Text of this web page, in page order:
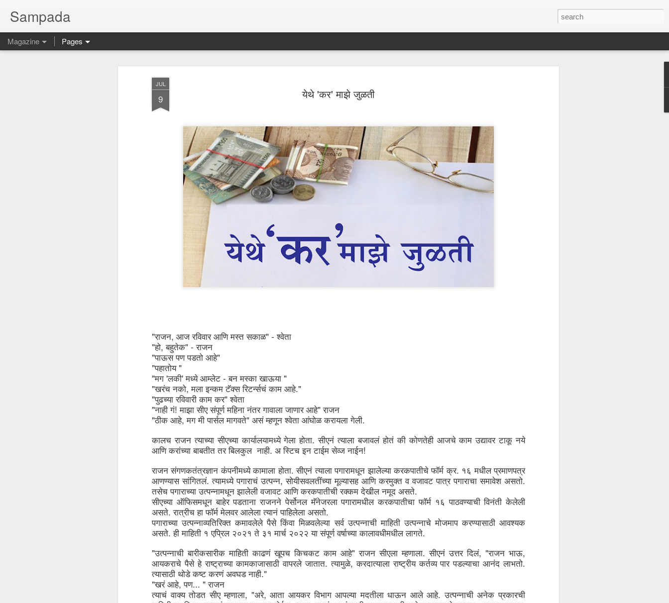
JUL
9 येथे 'कर' माझे जुळती
"राजन, आज रविवार आणि मस्त सकाळ" - श्वेता
"हो, बहुतेक" - राजन
"पाऊस पण पडतो आहे"
"पहातोय "
"मग 'लकी' मध्ये आम्लेट - बन मस्का खाऊया "
"खरंच नको, मला इन्कम टॅक्स रिटर्न्सचं काम आहे."
"पुढच्या रविवारी काम कर" श्वेता
"नाही गं! माझा सीए संपूर्ण महिना नंतर गावाला जाणार आहे" राजन
"ठीक आहे, मग मी पार्सल मागवते" असं म्हणून श्वेता आंघोळ करायला गेली.
कालच राजन त्याच्या सीएच्या कार्यालयामध्ये गेला होता. सीएनं त्याला बजावलं होतं की कोणतेही आजचे काम उद्यावर टाकू नये
आणि करांच्या बाबतीत तर बिलकुल नाही. अ स्टिच इन टाईम सेव्ज नाईन!
राजन संगणकतंत्रज्ञान कंपनीमध्ये कामाला होता. सीएनं त्याला पगारामधून झालेल्या करकपातीचे फॉर्म क्र. १६ मधील प्रमाणपत्र
आणण्यास सांगितलं. त्यामध्ये पगाराचं उत्पन्न, सोयीसवलतींच्या मूल्यासह आणि करमुक्त व वजावट पात्र पगाराचा समावेश असतो
तसेच पगाराच्या उत्पन्नामधून झालेली वजावट आणि करकपातीची रक्कम देखील नमूद असते.
सीएच्या ऑफिसमधून बाहेर पडताना राजनने पेर्सोनल मॅनेजरला पगारामधील करकपातीचा फॉर्म १६ पाठवण्याची विनंती केलेली
असते. रात्रीच हा फॉर्म मेलवर आलेला त्यानं पाहिलेला असतो.
पगाराच्या उत्पन्नाव्यतिरिक्त कमावलेले पैसे किंवा मिळवलेल्या सर्व उत्पन्नाची माहिती उत्पन्नाचे मोजमाप करण्यासाठी आवश्यक
असते. ही माहिती १ एप्रिल २०२१ ते ३१ मार्च २०२२ या संपूर्ण वर्षाच्या कालावधीमधील लागते.
"उत्पन्नाची बारीकसारीक माहिती काढणं खूपच किचकट काम आहे" राजन सीएला म्हणाला. सीएनं उत्तर दिलं, "राजन भाऊ
आयकराचे पैसे हे राष्ट्राच्या कामकाजासाठी वापरले जातात. त्यामुळे, करदात्याला राष्ट्रीय कर्तव्य पार पडल्याचा आनंद लाभतो
त्यासाठी थोडे कष्ट करणं अवघड नाही."
"खरं आहे, पण... " राजन
त्याचं वाक्य तोडत सीए म्हणाला, "अरे, आता आयकर विभाग आपल्या मदतीला धाऊन आले आहे. उत्पन्नाची अनेक प्रकारची
Sampada
Magazine Pages
30
- - - - - - - - - - - - - - - - - - - - - - - - - - - - - - - - - - - - - - - - - - - -
- - - - - - - - - - - - - - - -
Forefront
Dear Members,
I am happy to present the September 2024 edition of the Sampada
Magazine focusing on Agriculture and Food Processing, a sector of
immense importance to India’s economy. India is home to 20% of
the world’s total food production and continues to lead as an
agricultural powerhouse. The food processing industry, as a vital
link, is adding value and ensuring a steady flow from farm to
market. The sector has the potential to reach $535 billion by 2025,
Pune Safety Summit
JUN
Sustainability A
Cultural Change for
MSME Development
and Growth
While survival is not mandatory,
strategic planning can ensure our
fitness for survival. The changing
climate has raised a crucial
question: Are we unintentionally
paving the path for our own
sustainable, will not only impact
your business but also society at
large. A stark example is the
Bhopal tragedy in India, where
Union Carbide had to liquidate the
unit and leave the country due to
their casual approach to basic
JUN
Sustainability for
MSMEs
Sustainability means it is long-
lasting, safe, and produced safely
without impacting the environment
during manufacturing or service. It
management, employees, and the
social community in the area.
such as ESG (Environment Social
Goals), GRI (Global Reporting
Initiatives), GHG reporting, and
Fuels Business Growth
Locally and Globally?
business landscape, sustainability
has emerged as a critical driver of
companies worldwide.
Businesses, from local
importance of integrating
sustainability into their operations
to achieve long-term success and
JUN
SDGs & ESG: Not just a moral imperative but a
strategic opportunity
Businesses today are no longer shielded from the dynamics of society,
whether it be political upheavals in distant lands, social transformations
in a hyper-connected world, or environmental challenges with far-
reaching implications. The days when businesses would shy away from
taking public positions on sensitive issues for fear of losing market
share or attracting shareholder ire are now in the rearview mirror.